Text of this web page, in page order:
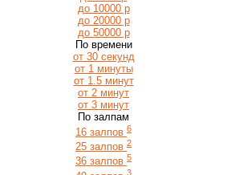
до 10000 р
до 20000 р
до 50000 р
По времени
от 30 секунд
от 1 минуты
от 1.5 минут
от 2 минут
от 3 минут
По залпам
16 залпов 6
25 залпов 2
36 залпов 5
3